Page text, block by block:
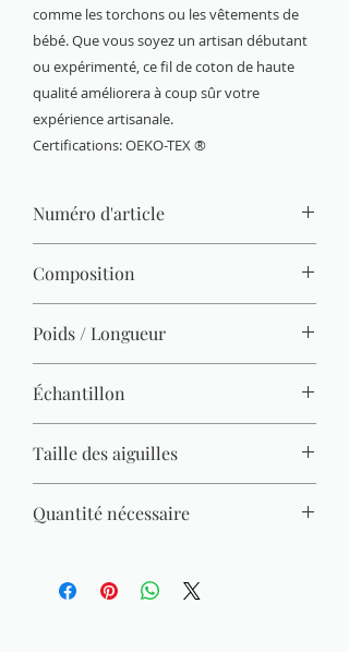
comme les torchons ou les vêtements de
bébé. Que vous soyez un artisan débutant
ou expérimenté, ce fil de coton de haute
qualité améliorera à coup sûr votre
expérience artisanale.
Certifications: OEKO-TEX ®
Numéro d'article
Composition
Poids / Longueur
Échantillon
Taille des aiguilles
Quantité nécessaire